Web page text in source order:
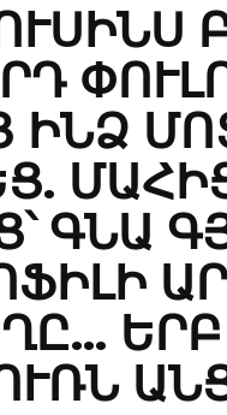
ԻՆՁ
ԳՆԱ